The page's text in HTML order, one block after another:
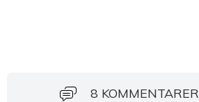
8 KOMMENTARER